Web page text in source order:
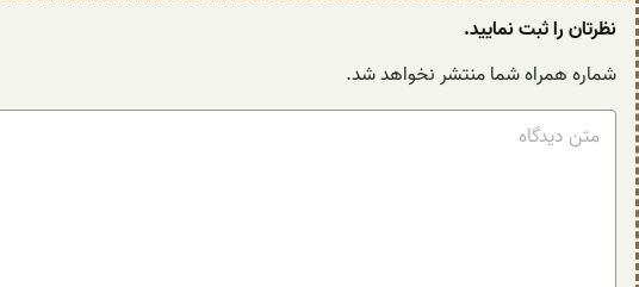
نظرتان را ثبت نمایید.
شماره همراه شما منتشر نخواهد شد.